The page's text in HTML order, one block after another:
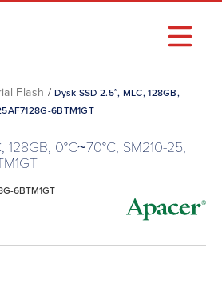
Flash /Dysk SSD 2.5″, MLC, 128GB,
6BTM1GT
128GB, 0°C~70°C, SM210-25,
6BTM1GT